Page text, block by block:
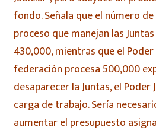
fondo. Señala que el número
proceso que manejan las
430,000, mientras que el Poder
federación procesa 500,000
desaparecer la Juntas, el Poder
carga de trabajo. Sería
aumentar el presupuesto